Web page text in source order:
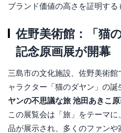
ブランド価値の高さを証明する
佐野美術館：「猫
記念原画展が開幕
三島市の文化施設、佐野美術
ャラクター「猫のダヤン」の
ヤンの不思議な旅 池田あきこ原
この展覧会は「旅」をテーマ
品が展示され、多くのファンや